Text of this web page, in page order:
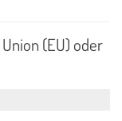
(EU) oder